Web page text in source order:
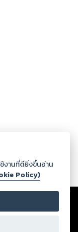
สงวนสิทธิ์ไม่รับผิดชอบ
ว่าละเมิดสิทธิใน
ศีลธรรม ดังนั้น ผู้อ่าน
และหากท่านพบว่าส่วน
งานที่ดียิ่งขึ้นอ่าน
Policy)